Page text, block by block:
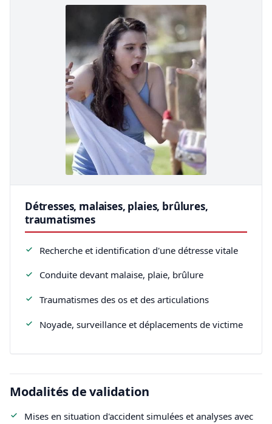
Détresses, malaises, plaies, brûlures,
traumatismes
Recherche et identification d'une détresse vitale
Conduite devant malaise, plaie, brûlure
Traumatismes des os et des articulations
Noyade, surveillance et déplacements de victime
Modalités de validation
Mises en situation d'accident simulées et analyses avec